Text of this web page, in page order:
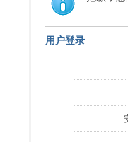
用户登录